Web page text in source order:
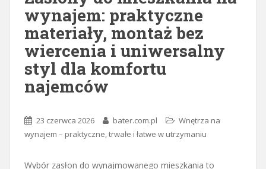
wynajem: praktyczne
materiały, montaż bez
wiercenia i uniwersalny
styl dla komfortu
najemców
23 czerwca 2026 bater.com.pl
Wnętrza na
wynajem – praktyczne, trwałe i łatwe w utrzymaniu
Wybór zasłon do wynajmowanego mieszkania to